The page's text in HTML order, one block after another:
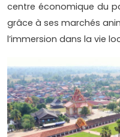
centre économique du
grâce à ses marchés
l’immersion dans la vie